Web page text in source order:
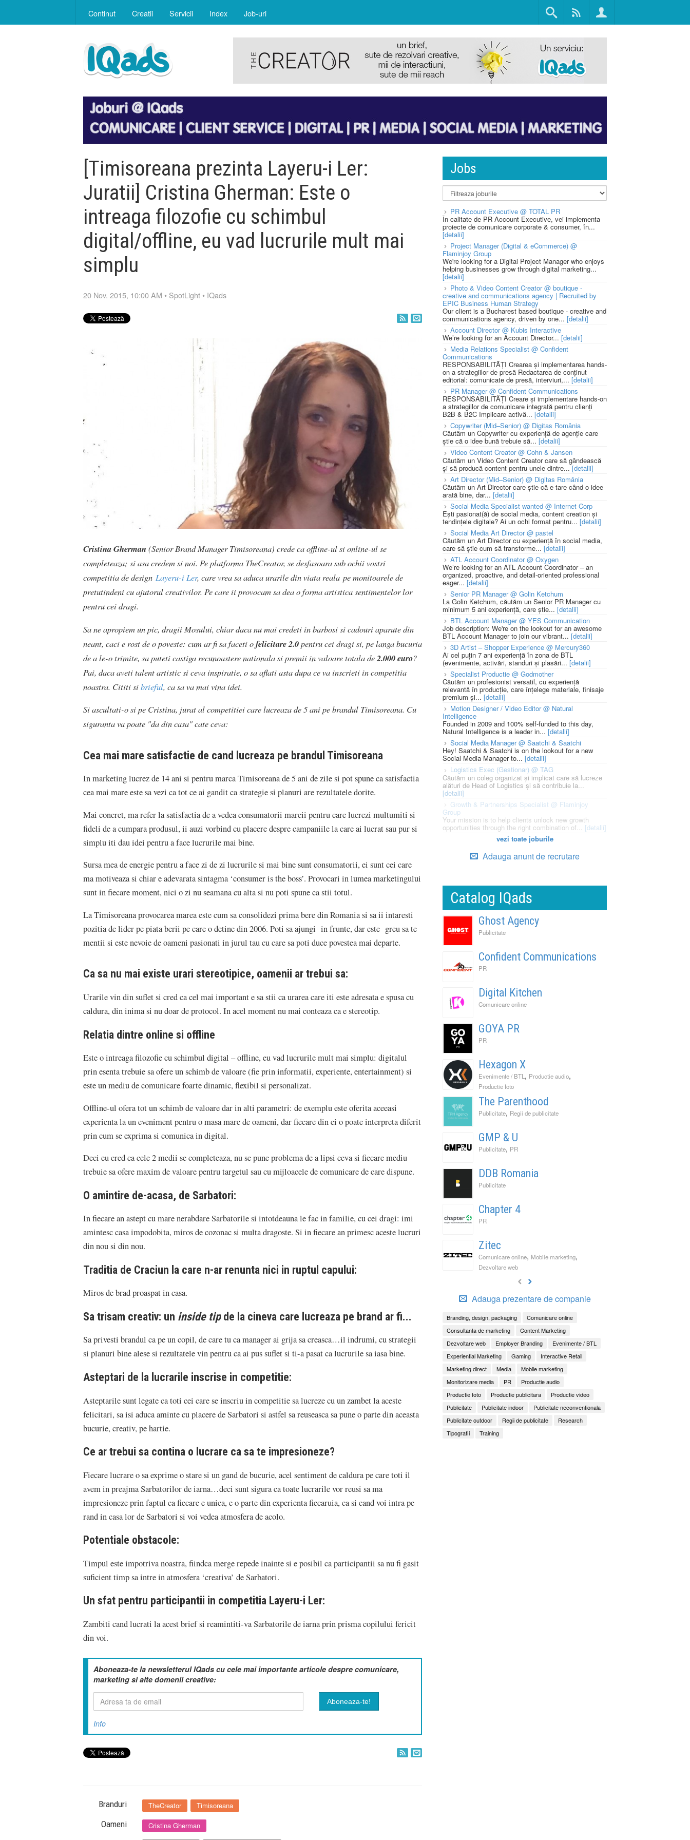
Continut Creatii Servicii Index Job-uri
[Timisoreana prezinta Layeru-i Ler:
Juratii] Cristina Gherman: Este o
intreaga filozofie cu schimbul
digital/offline, eu vad lucrurile mult mai
simplu
20 Nov. 2015, 10:00 AM • SpotLight • IQads
Cristina Gherman (Senior Brand Manager Timisoreana) crede ca offline-ul si online-ul se
completeaza; si asa credem si noi. Pe platforma TheCreator, se desfasoara sub ochii vostri
competitia de design Layeru-i Ler, care vrea sa aduca urarile din viata reala pe monitoarele de
pretutindeni cu ajutorul creativilor. Pe care ii provocam sa dea o forma artistica sentimentelor lor
pentru cei dragi.
Sa ne apropiem un pic, dragii Mosului, chiar daca nu mai credeti in barbosi si cadouri aparute din
neant, caci e rost de o poveste: cum ar fi sa faceti ofelicitare 2.0pentru cei dragi si, pe langa bucuria
de a le-o trimite, sa puteti castiga recunoastere nationala si premii in valoare totala de2.000 euro?
Pai, daca aveti talent artistic si ceva inspiratie, o sa aflati asta dupa ce va inscrieti in competitia
noastra. Cititi sibrieful, ca sa va mai vina idei.
Si ascultati-o si pe Cristina, jurat al competitiei care lucreaza de 5 ani pe brandul Timisoreana. Cu
siguranta va poate "da din casa" cate ceva:
Cea mai mare satisfactie de cand lucreaza pe brandul Timisoreana
In marketing lucrez de 14 ani si pentru marca Timisoreana de 5 ani de zile si pot spune ca satisfactia
cea mai mare este sa vezi ca tot ce ai gandit ca strategie si planuri are rezultatele dorite.
Mai concret, ma refer la satisfactia de a vedea consumatorii marcii pentru care lucrezi multumiti si
fideli de a cumpara produsul, ii auzi vorbind cu placere despre campaniile la care ai lucrat sau pur si
simplu iti dau idei pentru a face lucrurile mai bine.
Sursa mea de energie pentru a face zi de zi lucrurile si mai bine sunt consumatorii, ei sunt cei care
ma motiveaza si chiar e adevarata sintagma ‘consumer is the boss’. Provocari in lumea marketingului
sunt in fiecare moment, nici o zi nu seamana cu alta si nu poti spune ca stii totul.
La Timisoreana provocarea marea este cum sa consolidezi prima bere din Romania si sa ii intaresti
pozitia de lider pe piata berii pe care o detine din 2006. Poti sa ajungi in frunte, dar este greu sa te
mentii si este nevoie de oameni pasionati in jurul tau cu care sa poti duce povestea mai departe.
Ca sa nu mai existe urari stereotipice, oamenii ar trebui sa:
Urarile vin din suflet si cred ca cel mai important e sa stii ca urarea care iti este adresata e spusa cu
caldura, din inima si nu doar de protocol. In acel moment nu mai conteaza ca e stereotip.
Relatia dintre online si offline
Este o intreaga filozofie cu schimbul digital – offline, eu vad lucrurile mult mai simplu: digitalul
prin esenta trebuie sa ofere un schimb de valoare (fie prin informatii, experiente, entertainment) si
este un mediu de comunicare foarte dinamic, flexibil si personalizat.
Offline-ul ofera tot un schimb de valoare dar in alti parametri: de exemplu este oferita aceeasi
experienta la un eveniment pentru o masa mare de oameni, dar fiecare din ei o poate interpreta diferit
prin cum se exprima si comunica in digital.
Deci eu cred ca cele 2 medii se completeaza, nu se pune problema de a lipsi ceva si fiecare mediu
trebuie sa ofere maxim de valoare pentru targetul sau cu mijloacele de comunicare de care dispune.
O amintire de-acasa, de Sarbatori:
In fiecare an astept cu mare nerabdare Sarbatorile si intotdeauna le fac in familie, cu cei dragi: imi
amintesc casa impodobita, miros de cozonac si multa dragoste. Si in fiecare an primesc aceste lucruri
din nou si din nou.
Traditia de Craciun la care n-ar renunta nici in ruptul capului:
Miros de brad proaspat in casa.
Sa trisam creativ: un inside tip de la cineva care lucreaza pe brand ar fi...
Sa privesti brandul ca pe un copil, de care tu ca manager ai grija sa creasca…il indrumi, cu strategii
si planuri bine alese si rezultatele vin pentru ca ai pus suflet si ti-a pasat ca lucrurile sa iasa bine.
Asteptari de la lucrarile inscrise in competitie:
Asteptarile sunt legate ca toti cei care se inscriu in competitie sa lucreze cu un zambet la aceste
felicitari, sa isi aduca aminte cu placere de Sarbatori si astfel sa reuseasca sa pune o parte din aceasta
bucurie, creativ, pe hartie.
Ce ar trebui sa contina o lucrare ca sa te impresioneze?
Fiecare lucrare o sa exprime o stare si un gand de bucurie, acel sentiment de caldura pe care toti il
avem in preajma Sarbatorilor de iarna…deci sunt sigura ca toate lucrarile vor reusi sa ma
impresioneze prin faptul ca fiecare e unica, e o parte din experienta fiecaruia, ca si cand voi intra pe
rand in casa lor de Sarbatori si voi vedea atmosfera de acolo.
Potentiale obstacole:
Timpul este impotriva noastra, fiindca merge repede inainte si e posibil ca participantii sa nu fi gasit
suficient timp sa intre in atmosfera ‘creativa’ de Sarbatori.
Un sfat pentru participantii in competitia Layeru-i Ler:
Zambiti cand lucrati la acest brief si reamintiti-va Sarbatorile de iarna prin prisma copilului fericit
din voi.
Aboneaza-te la newsletterul IQads cu cele mai importante articole despre comunicare,
marketing si alte domenii creative:
Info
Branduri TheCreator Timisoreana
Oameni Cristina Gherman
Jobs
PR Account Executive @ TOTAL PR
În calitate de PR Account Executive, vei implementa
proiecte de comunicare corporate & consumer, în...
[detalii]
Project Manager (Digital & eCommerce) @
Flaminjoy Group
We're looking for a Digital Project Manager who enjoys
helping businesses grow through digital marketing...
[detalii]
Photo & Video Content Creator @ boutique -
creative and communications agency | Recruited by
EPIC Business Human Strategy
Our client is a Bucharest based boutique - creative and
communications agency, driven by one... [detalii]
Account Director @ Kubis Interactive
We’re looking for an Account Director... [detalii]
Media Relations Specialist @ Confident
Communications
RESPONSABILITĂȚI Crearea și implementarea hands-
on a strategiilor de presă Redactarea de conținut
editorial: comunicate de presă, interviuri,... [detalii]
PR Manager @ Confident Communications
RESPONSABILITĂȚI Creare și implementare hands-on
a strategiilor de comunicare integrată pentru clienți
B2B & B2C Implicare activă... [detalii]
Copywriter (Mid–Senior) @ Digitas România
Căutăm un Copywriter cu experiență de agenție care
știe că o idee bună trebuie să... [detalii]
Video Content Creator @ Cohn & Jansen
Căutăm un Video Content Creator care să gândească
și să producă content pentru unele dintre...[detalii]
Art Director (Mid–Senior) @ Digitas România
Căutăm un Art Director care știe că e tare când o idee
arată bine, dar... [detalii]
Social Media Specialist wanted @ Internet Corp
Ești pasionat(ă) de social media, content creation și
tendințele digitale? Ai un ochi format pentru... [detalii]
Social Media Art Director @ pastel
Căutăm un Art Director cu experiență în social media,
care să știe cum să transforme... [detalii]
ATL Account Coordinator @ Oxygen
We’re looking for an ATL Account Coordinator – an
organized, proactive, and detail-oriented professional
eager... [detalii]
Senior PR Manager @ Golin Ketchum
La Golin Ketchum, căutăm un Senior PR Manager cu
minimum 5 ani experiență, care știe... [detalii]
BTL Account Manager @ YES Communication
Job description: We're on the lookout for an awesome
BTL Account Manager to join our vibrant... [detalii]
3D Artist – Shopper Experience @ Mercury360
Ai cel puțin 7 ani experiență în zona de BTL
(evenimente, activări, standuri și plasări... [detalii]
Specialist Productie @ Godmother
Căutăm un profesionist versatil, cu experiență
relevantă în producție, care înțelege materiale, finisaje
premium și... [detalii]
Motion Designer / Video Editor @ Natural
Intelligence
Founded in 2009 and 100% self-funded to this day,
Natural Intelligence is a leader in... [detalii]
Social Media Manager @ Saatchi & Saatchi
Hey! Saatchi & Saatchi is on the lookout for a new
Social Media Manager to... [detalii]
Logistics Exec (Gestionar) @ TAG
Căutăm un coleg organizat și implicat care să lucreze
alături de Head of Logistics și să contribuie la...
[detalii]
Growth & Partnerships Specialist @ Flaminjoy
Group
Your mission is to help clients unlock new growth
opportunities through the right combination of... [detalii]
vezi toate joburile
Adauga anunt de recrutare
Catalog IQads
Ghost Agency
Publicitate
Confident Communications
PR
Digital Kitchen
Comunicare online
GOYA PR
PR
Hexagon X
Evenimente / BTL , Productie audio,
Productie foto
The Parenthood
Publicitate, Regii de publicitate
GMP & U
Publicitate, PR
DDB Romania
Publicitate
Chapter 4
PR
Zitec
Comunicare online, Mobile marketing,
Dezvoltare web
Adauga prezentare de companie
Branding, design, packaging
Comunicare online
Consultanta de marketing
Content Marketing
Dezvoltare web
Employer Branding
Evenimente / BTL
Experiential Marketing
Gaming
Interactive Retail
Marketing direct
Media
Mobile marketing
Monitorizare media
PR
Productie audio
Productie foto
Productie publicitara
Productie video
Publicitate
Publicitate indoor
Publicitate neconventionala
Publicitate outdoor
Regii de publicitate
Research
Tipografii
Training